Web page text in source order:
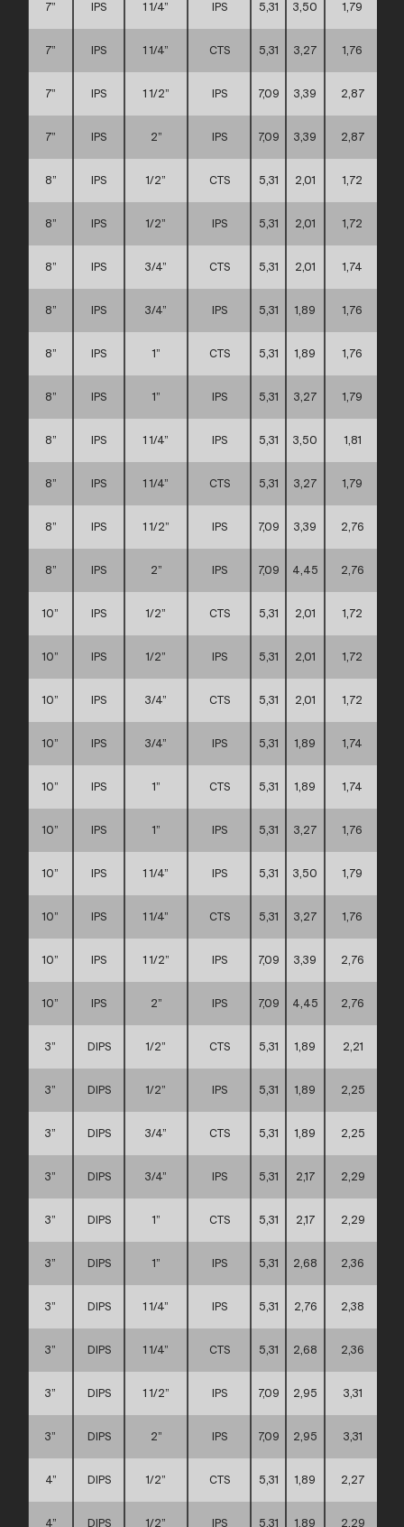
7” IPS 1 1/4” IPS 5,31 3,50 1,79
7” IPS 1 1/4” CTS 5,31 3,27 1,76
7” IPS 1 1/2” IPS 7,09 3,39 2,87
7” IPS 2” IPS 7,09 3,39 2,87
8” IPS 1/2” CTS 5,31 2,01 1,72
8” IPS 1/2” IPS 5,31 2,01 1,72
8” IPS 3/4” CTS 5,31 2,01 1,74
8” IPS 3/4” IPS 5,31 1,89 1,76
8” IPS 1” CTS 5,31 1,89 1,76
8” IPS 1” IPS 5,31 3,27 1,79
8” IPS 1 1/4” IPS 5,31 3,50 1,81
8” IPS 1 1/4” CTS 5,31 3,27 1,79
8” IPS 1 1/2” IPS 7,09 3,39 2,76
8” IPS 2” IPS 7,09 4,45 2,76
10” IPS 1/2” CTS 5,31 2,01 1,72
10” IPS 1/2” IPS 5,31 2,01 1,72
10” IPS 3/4” CTS 5,31 2,01 1,72
10” IPS 3/4” IPS 5,31 1,89 1,74
10” IPS 1” CTS 5,31 1,89 1,74
10” IPS 1” IPS 5,31 3,27 1,76
10” IPS 1 1/4” IPS 5,31 3,50 1,79
10” IPS 1 1/4” CTS 5,31 3,27 1,76
10” IPS 1 1/2” IPS 7,09 3,39 2,76
10” IPS 2” IPS 7,09 4,45 2,76
3” DIPS 1/2” CTS 5,31 1,89 2,21
3” DIPS 1/2” IPS 5,31 1,89 2,25
3” DIPS 3/4” CTS 5,31 1,89 2,25
3” DIPS 3/4” IPS 5,31 2,17 2,29
3” DIPS 1” CTS 5,31 2,17 2,29
3” DIPS 1” IPS 5,31 2,68 2,36
3” DIPS 1 1/4” IPS 5,31 2,76 2,38
3” DIPS 1 1/4” CTS 5,31 2,68 2,36
3” DIPS 1 1/2” IPS 7,09 2,95 3,31
3” DIPS 2” IPS 7,09 2,95 3,31
4” DIPS 1/2” CTS 5,31 1,89 2,27
4” DIPS 1/2” IPS 5,31 1,89 2,29